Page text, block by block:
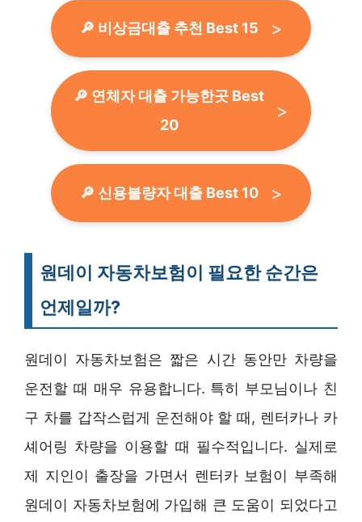
🔎 비상금대출 추천 Best 15
🔎 연체자 대출 가능한곳 Best
20
🔎 신용불량자 대출 Best 10
원데이 자동차보험이 필요한 순간은
언제일까?
원데이 자동차보험은 짧은 시간 동안만 차량을
운전할 때 매우 유용합니다. 특히 부모님이나 친
구 차를 갑작스럽게 운전해야 할 때, 렌터카나 카
셰어링 차량을 이용할 때 필수적입니다. 실제로
제 지인이 출장을 가면서 렌터카 보험이 부족해
원데이 자동차보험에 가입해 큰 도움이 되었다고